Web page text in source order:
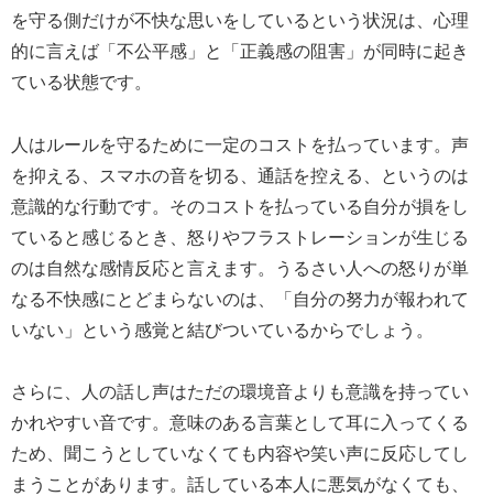
を守る側だけが不快な思いをしているという状況は、心理
的に言えば「不公平感」と「正義感の阻害」が同時に起き
ている状態です。
人はルールを守るために一定のコストを払っています。声
を抑える、スマホの音を切る、通話を控える、というのは
意識的な行動です。そのコストを払っている自分が損をし
ていると感じるとき、怒りやフラストレーションが生じる
のは自然な感情反応と言えます。うるさい人への怒りが単
なる不快感にとどまらないのは、「自分の努力が報われて
いない」という感覚と結びついているからでしょう。
さらに、人の話し声はただの環境音よりも意識を持ってい
かれやすい音です。意味のある言葉として耳に入ってくる
ため、聞こうとしていなくても内容や笑い声に反応してし
まうことがあります。話している本人に悪気がなくても、